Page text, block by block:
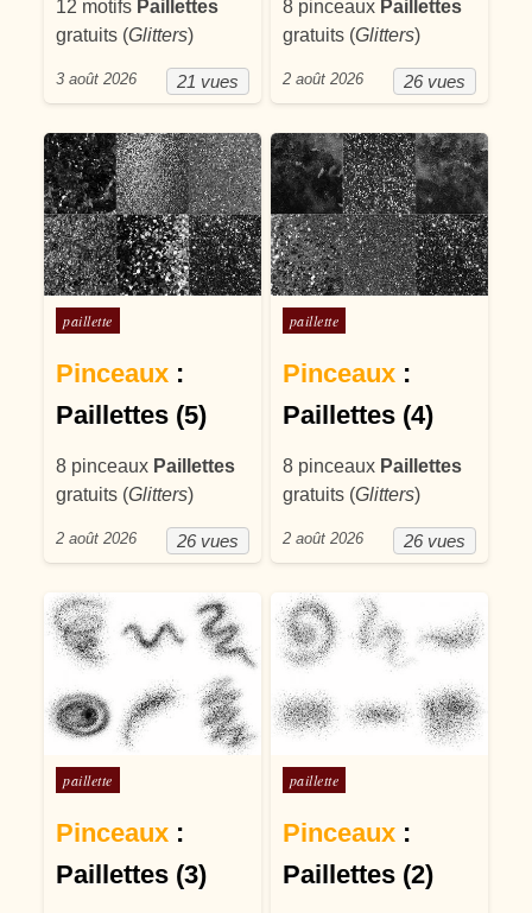
12 motifs Paillettes
gratuits (Glitters)
21 vues
3 août 2026
8 pinceaux Paillettes
gratuits (Glitters)
26 vues
2 août 2026
Posté dans
paillette
Pinceaux :
Paillettes (5)
8 pinceaux Paillettes
gratuits (Glitters)
26 vues
2 août 2026
Posté dans
paillette
Pinceaux:
Paillettes (4)
8 pinceaux Paillettes
gratuits (Glitters)
26 vues
2 août 2026
Posté dans
paillette
Pinceaux :
Paillettes (3)
Posté dans
paillette
Pinceaux:
Paillettes (2)